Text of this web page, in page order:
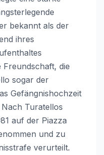
bekannt als der
ihres
Freundschaft, die
sogar der
Gefängnishochzeit
Turatellos
auf der Piazza
und zu
verurteilt.